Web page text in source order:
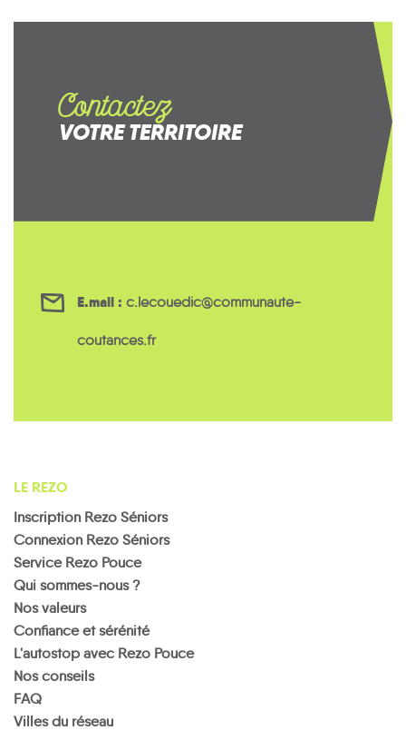
Contactez
VOTRE TERRITOIRE
E.mail : c.lecouedic@communaute-
coutances.fr
LE REZO
Inscription Rezo Séniors
Connexion Rezo Séniors
Service Rezo Pouce
Qui sommes-nous ?
Nos valeurs
Confiance et sérénité
L'autostop avec Rezo Pouce
Nos conseils
FAQ
Villes du réseau